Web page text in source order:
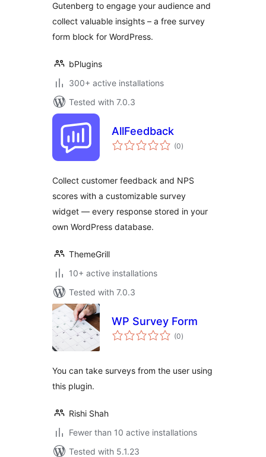
Gutenberg to engage your audience and
collect valuable insights – a free survey
form block for WordPress.
bPlugins
300+ active installations
Tested with 7.0.3
AllFeedback
(0total
ratings
)
Collect customer feedback and NPS
scores with a customizable survey
widget — every response stored in your
own WordPress database.
ThemeGrill
10+ active installations
Tested with 7.0.3
WP Survey Form
(0total
ratings
)
You can take surveys from the user using
this plugin.
Rishi Shah
Fewer than 10 active installations
Tested with 5.1.23